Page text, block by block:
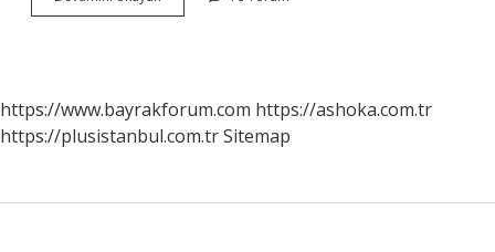
Cam
https://www.bayrakforum.com https://ashoka.com.tr
https://plusistanbul.com.trSitemap